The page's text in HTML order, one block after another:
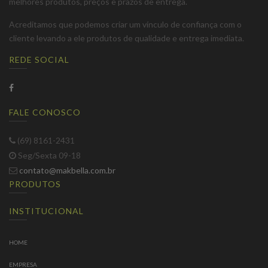
Acreditamos que podemos criar um vínculo de confiança com o
cliente levando a ele produtos de qualidade e entrega imediata.
REDE SOCIAL
FALE CONOSCO
(69) 8161-2431
Seg/Sexta 09-18
contato@makbella.com.br
PRODUTOS
INSTITUCIONAL
HOME
EMPRESA